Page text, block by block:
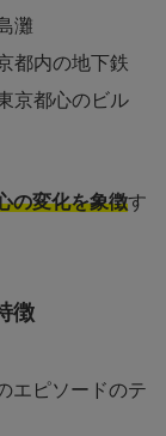
灘
都内の地下鉄
京都心のビル
の変化を象徴す
徴
エピソードのテ